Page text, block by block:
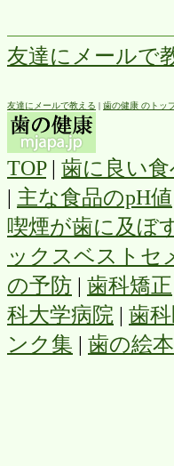
友達にメールで
友達にメールで教える | 歯の健康 のトッ
TOP| 歯に良い
| 主な食品のpH値
喫煙が歯に及ぼ
ックスベストセ
の予防 | 歯科矯正
科大学病院 | 歯
ンク集 | 歯の絵本